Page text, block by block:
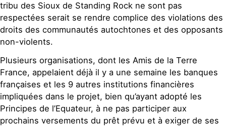
tribu des Sioux de Standing Rock ne sont pas
respectées serait se rendre complice des violations des
droits des communautés autochtones et des opposants
non-violents.
Plusieurs organisations, dont les Amis de la Terre
France, appelaient déjà il y a une semaine les banques
françaises et les 9 autres institutions financières
impliquées dans le projet, bien qu’ayant adopté les
Principes de l’Equateur, à ne pas participer aux
prochains versements du prêt prévu et à exiger de ses